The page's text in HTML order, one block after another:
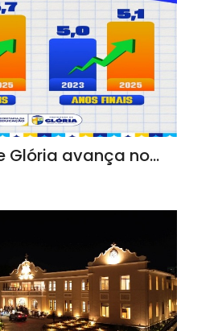
Glória avança no…